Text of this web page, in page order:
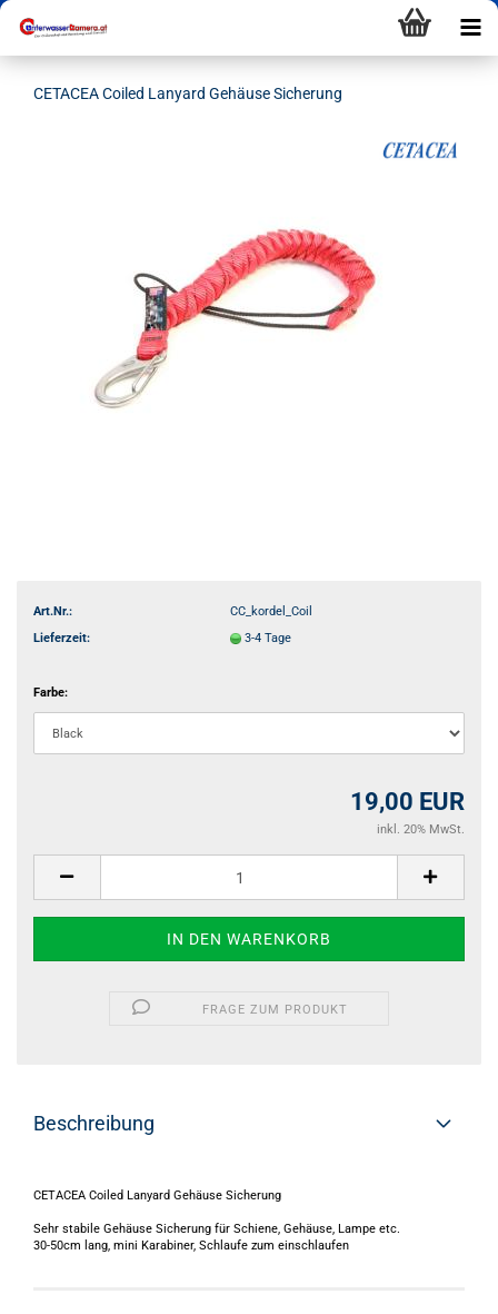
CETACEA Coiled Lanyard Gehäuse Sicherung
Art.Nr.:
CC_kordel_Coil
Lieferzeit:
3-4 Tage
Farbe:
19,00 EUR
inkl. 20% MwSt.
FRAGE ZUM PRODUKT
Beschreibung
CETACEA Coiled Lanyard Gehäuse Sicherung
Sehr stabile Gehäuse Sicherung für Schiene, Gehäuse, Lampe etc.
30-50cm lang, mini Karabiner, Schlaufe zum einschlaufen